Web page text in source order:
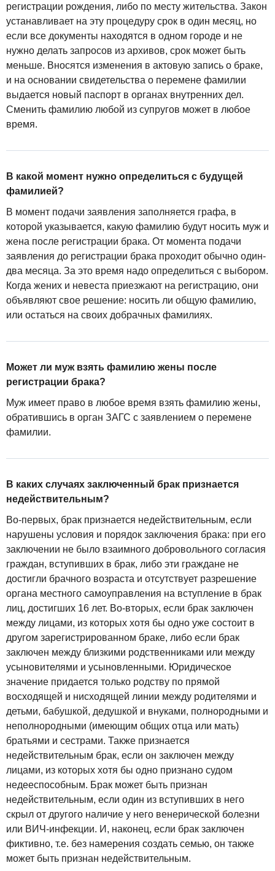
регистрации рождения, либо по месту жительства. Закон
устанавливает на эту процедуру срок в один месяц, но
если все документы находятся в одном городе и не
нужно делать запросов из архивов, срок может быть
меньше. Вносятся изменения в актовую запись о браке,
и на основании свидетельства о перемене фамилии
выдается новый паспорт в органах внутренних дел.
Сменить фамилию любой из супругов может в любое
время.
В какой момент нужно определиться с будущей
фамилией?
В момент подачи заявления заполняется графа, в
которой указывается, какую фамилию будут носить муж и
жена после регистрации брака. От момента подачи
заявления до регистрации брака проходит обычно один-
два месяца. За это время надо определиться с выбором.
Когда жених и невеста приезжают на регистрацию, они
объявляют свое решение: носить ли общую фамилию,
или остаться на своих добрачных фамилиях.
Может ли муж взять фамилию жены после
регистрации брака?
Mуж имеет право в любое время взять фамилию жены,
обратившись в орган ЗАГС с заявлением о перемене
фамилии.
В каких случаях заключенный брак признается
недействительным?
Во-первых, брак признается недействительным, если
нарушены условия и порядок заключения брака: при его
заключении не было взаимного добровольного согласия
граждан, вступивших в брак, либо эти граждане не
достигли брачного возраста и отсутствует разрешение
органа местного самоуправления на вступление в брак
лиц, достигших 16 лет. Во-вторых, если брак заключен
между лицами, из которых хотя бы одно уже состоит в
другом зарегистрированном браке, либо если брак
заключен между близкими родственниками или между
усыновителями и усыновленными. Юридическое
значение придается только родству по прямой
восходящей и нисходящей линии между родителями и
детьми, бабушкой, дедушкой и внуками, полнородными и
неполнородными (имеющим общих отца или мать)
братьями и сестрами. Также признается
недействительным брак, если он заключен между
лицами, из которых хотя бы одно признано судом
недееспособным. Брак может быть признан
недействительным, если один из вступивших в него
скрыл от другого наличие у него венерической болезни
или ВИЧ-инфекции. И, наконец, если брак заключен
фиктивно, т.е. без намерения создать семью, он также
может быть признан недействительным.